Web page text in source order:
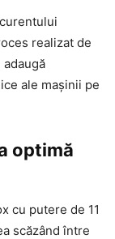
realizat de
adaugă
ale mașinii pe
optimă
cu putere de 11
scăzând între